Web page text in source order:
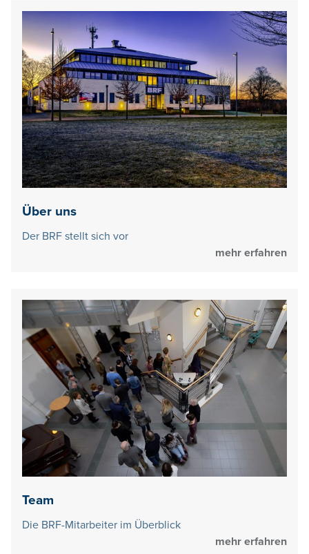
Über uns
Der BRF stellt sich vor
mehr erfahren
Team
Die BRF-Mitarbeiter im Überblick
mehr erfahren